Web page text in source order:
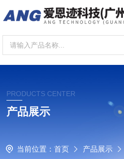
PRODUCTS CENTER
产品展示
当前位置： 首页 产品展示